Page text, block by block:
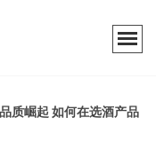
质崛起 如何在选酒产品